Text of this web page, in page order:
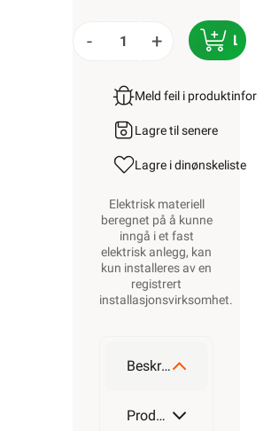
- +
Meld feil i
Lagre til senere
Lagre i dinønskeliste
Elektrisk materiell
beregnet på å kunne
inngå i et fast
elektrisk anlegg, kan
kun installeres av en
registrert
installasjonsvirksomhet.
Beskrivelse
Produktdetaljer